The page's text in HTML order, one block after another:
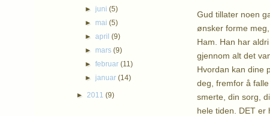
Gud tillater noen
ønsker forme
Ham. Han har
gjennom alt det
Hvordan kan dine
deg, fremfor å
smerte, din sorg,
hele tiden. DET er
► juni(5)
► mai(5)
►april(9)
► mars(9)
►februar(11)
► januar(14)
► 2011 (9)